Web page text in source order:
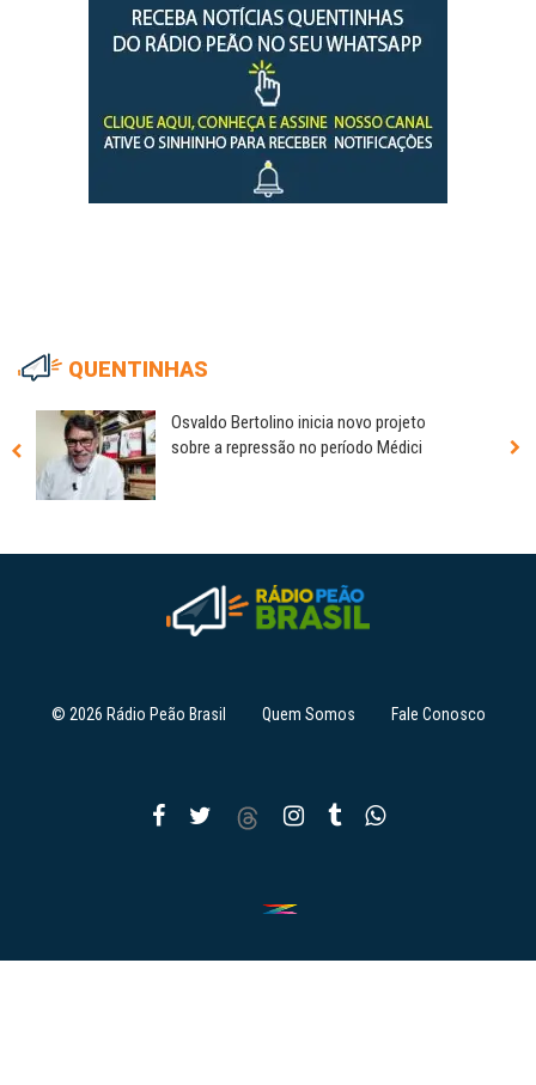
QUENTINHAS
Osvaldo Bertolino inicia novo projeto
sobre a repressão no período Médici
© 2026 Rádio Peão Brasil Quem Somos Fale Conosco